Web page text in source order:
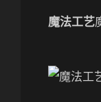
魔法工艺